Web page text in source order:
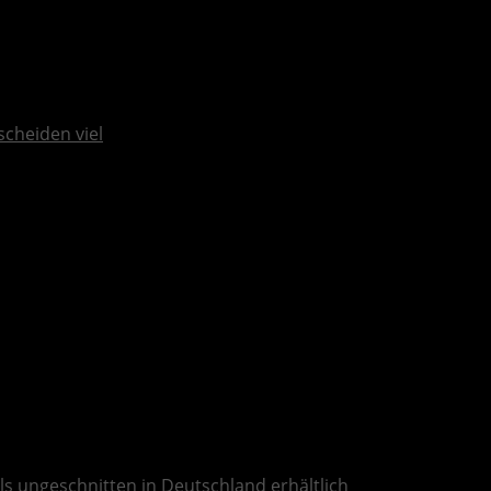
viel
ungeschnitten in Deutschland erhältlich